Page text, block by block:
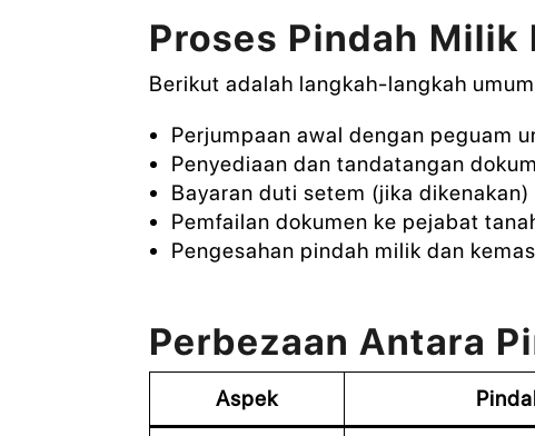
Proses Pindah Milik
Berikut adalah langkah-langkah
Perjumpaan awal dengan peguam
Penyediaan dan tandatangan
Bayaran duti setem (jika dikenakan)
Pemfailan dokumen ke pejabat
Pengesahan pindah milik dan
Perbezaan Antara
Aspek